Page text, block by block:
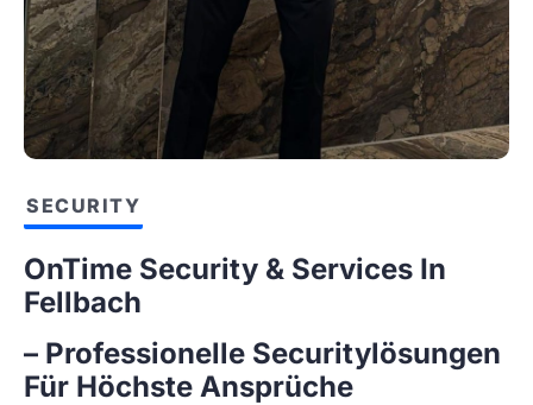
SECURITY
OnTime Security & Services In
Fellbach
– Professionelle Securitylösungen
Für Höchste Ansprüche